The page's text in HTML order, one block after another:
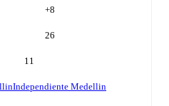
+8
26
11
Independiente Medellin